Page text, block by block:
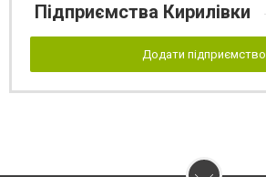
Підприємства Кирилівки
Додати підприємство